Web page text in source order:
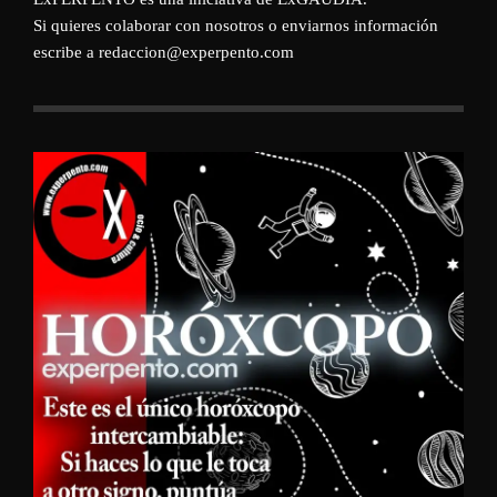
Si quieres colaborar con nosotros o enviarnos información
escribe a redaccion@experpento.com